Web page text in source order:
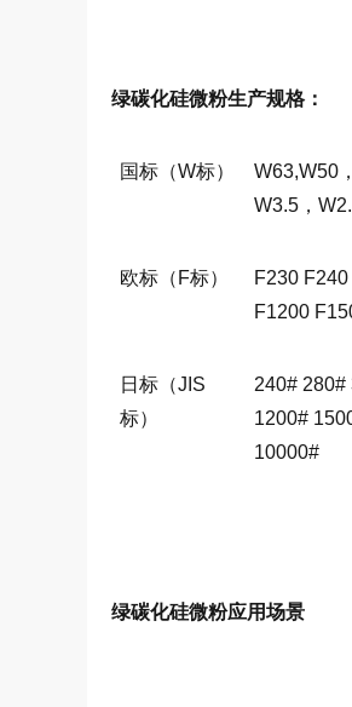
绿碳化硅微粉生产规格：
国标（W标） W63,W50，
W3.5 ，
欧标（F标）
F230
F1200
日标（JIS
标）
240# 280#
1200#
10000#
绿碳化硅微粉应用场景